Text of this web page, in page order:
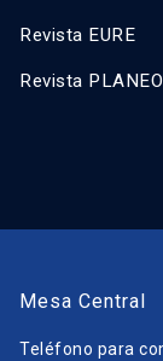
Revista EURE
Revista PLANEO
Mesa Central
Teléfono para